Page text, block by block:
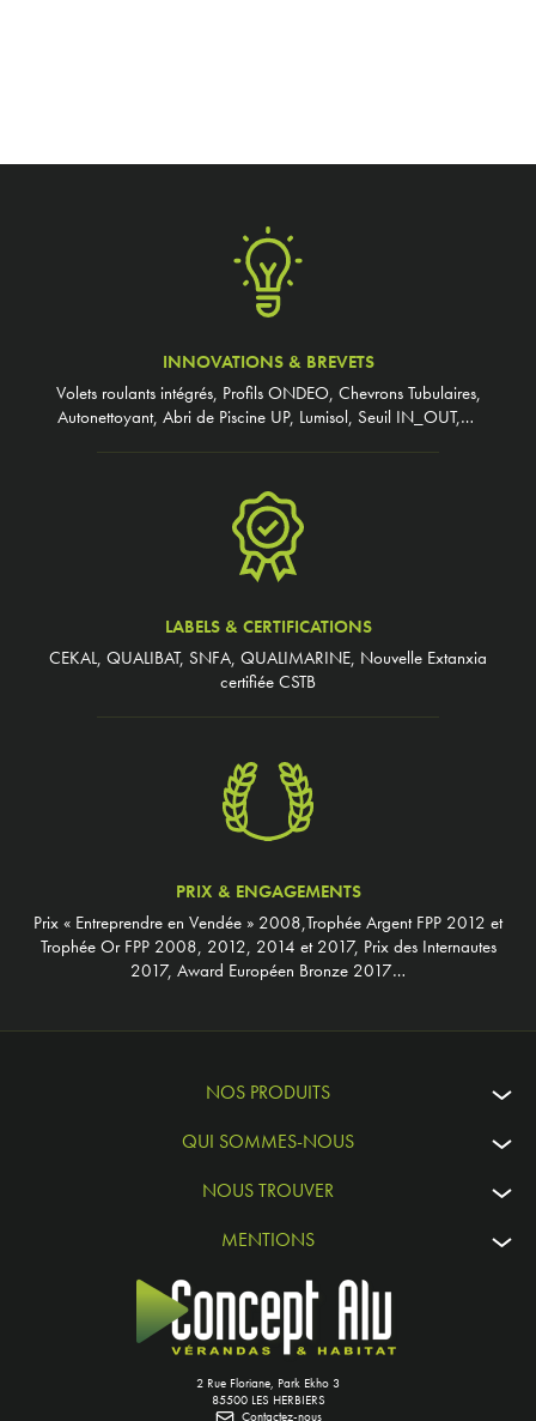
INNOVATIONS & BREVETS
Volets roulants intégrés, Profils ONDEO, Chevrons Tubulaires,
Autonettoyant, Abri de Piscine UP, Lumisol, Seuil IN_OUT,…
LABELS & CERTIFICATIONS
CEKAL, QUALIBAT, SNFA, QUALIMARINE, Nouvelle Extanxia
certifiée CSTB
PRIX & ENGAGEMENTS
Prix « Entreprendre en Vendée » 2008,Trophée Argent FPP 2012 et
Trophée Or FPP 2008, 2012, 2014 et 2017, Prix des Internautes
2017, Award Européen Bronze 2017…
NOS PRODUITS
QUI SOMMES-NOUS
NOUS TROUVER
MENTIONS
2 Rue Floriane, Park Ekho 3
85500 LES HERBIERS
Contactez-nous